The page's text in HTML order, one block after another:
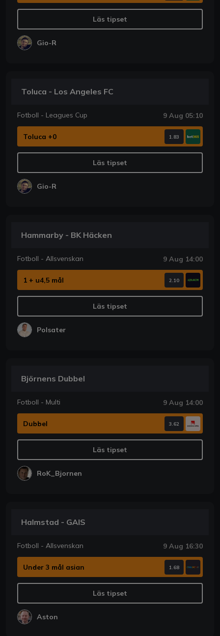
Läs tipset
Gio-R
Toluca - Los Angeles FC
Fotboll - Leagues Cup 9 Aug 05:10
Toluca +0 1.83
Läs tipset
Gio-R
Hammarby - BK Häcken
Fotboll - Allsvenskan 9 Aug 14:00
1 + u4,5 mål 2.10
Läs tipset
Polsater
Björnens Dubbel
Fotboll - Multi 9 Aug 14:00
Dubbel 3.62
Läs tipset
RoK_Bjornen
Halmstad - GAIS
Fotboll - Allsvenskan 9 Aug 16:30
Under 3 mål asian 1.68
Läs tipset
Aston